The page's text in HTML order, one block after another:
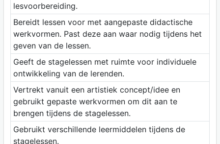
lesvoorbereiding.
Bereidt lessen voor met aangepaste didactische
werkvormen. Past deze aan waar nodig tijdens het
geven van de lessen.
Geeft de stagelessen met ruimte voor individuele
ontwikkeling van de lerenden.
Vertrekt vanuit een artistiek concept/idee en
gebruikt gepaste werkvormen om dit aan te
brengen tijdens de stagelessen.
Gebruikt verschillende leermiddelen tijdens de
stagelessen.